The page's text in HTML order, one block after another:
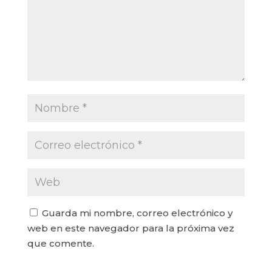
Guarda mi nombre, correo electrónico y
web en este navegador para la próxima vez
que comente.